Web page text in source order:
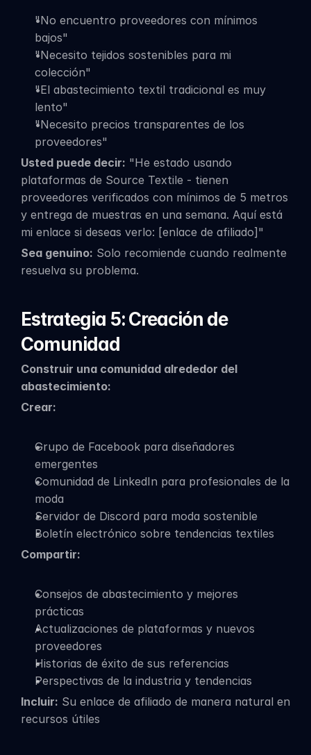
"No encuentro proveedores con mínimos
bajos"
"Necesito tejidos sostenibles para mi
colección"
"El abastecimiento textil tradicional es muy
lento"
"Necesito precios transparentes de los
proveedores"
Usted puede decir: "He estado usando
plataformas de Source Textile - tienen
proveedores verificados con mínimos de 5 metros
y entrega de muestras en una semana. Aquí está
mi enlace si deseas verlo: [enlace de afiliado]"
Sea genuino: Solo recomiende cuando realmente
resuelva su problema.
Estrategia 5: Creación de
Comunidad
Construir una comunidad alrededor del
abastecimiento:
Crear:
Grupo de Facebook para diseñadores
emergentes
Comunidad de LinkedIn para profesionales de la
moda
Servidor de Discord para moda sostenible
Boletín electrónico sobre tendencias textiles
Compartir:
Consejos de abastecimiento y mejores
prácticas
Actualizaciones de plataformas y nuevos
proveedores
Historias de éxito de sus referencias
Perspectivas de la industria y tendencias
Incluir: Su enlace de afiliado de manera natural en
recursos útiles